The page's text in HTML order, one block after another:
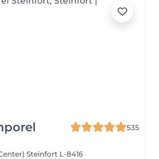
535
Steinfort L-8416